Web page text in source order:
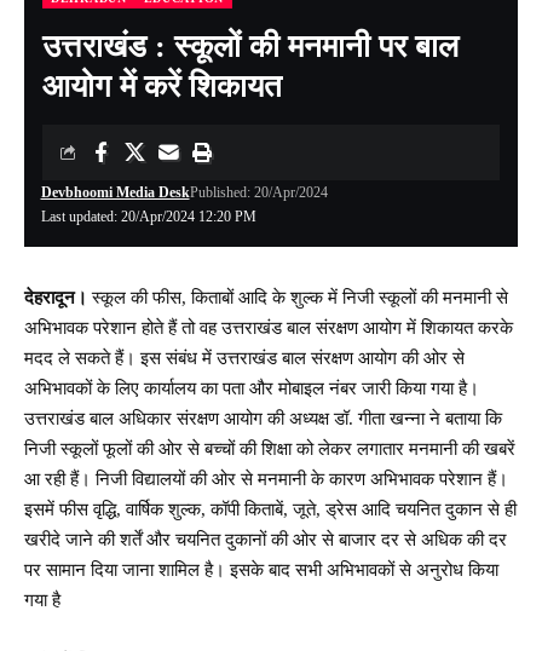
उत्तराखंड : स्कूलों की मनमानी पर बाल
आयोग में करें शिकायत
Last updated: 20/Apr/2024 12:20 PM
Devbhoomi Media DeskPublished: 20/Apr/2024
देहरादून। स्कूल की फीस, किताबों आदि के शुल्क में निजी स्कूलों की मनमानी से
अभिभावक परेशान होते हैं तो वह उत्तराखंड बाल संरक्षण आयोग में शिकायत करके
मदद ले सकते हैं। इस संबंध में उत्तराखंड बाल संरक्षण आयोग की ओर से
अभिभावकों के लिए कार्यालय का पता और मोबाइल नंबर जारी किया गया है।
उत्तराखंड बाल अधिकार संरक्षण आयोग की अध्यक्ष डॉ. गीता खन्ना ने बताया कि
निजी स्कूलों फूलों की ओर से बच्चों की शिक्षा को लेकर लगातार मनमानी की खबरें
आ रही हैं। निजी विद्यालयों की ओर से मनमानी के कारण अभिभावक परेशान हैं।
इसमें फीस वृद्धि, वार्षिक शुल्क, कॉपी किताबें, जूते, ड्रेस आदि चयनित दुकान से ही
खरीदे जाने की शर्तें और चयनित दुकानों की ओर से बाजार दर से अधिक की दर
पर सामान दिया जाना शामिल है। इसके बाद सभी अभिभावकों से अनुरोध किया
गया है